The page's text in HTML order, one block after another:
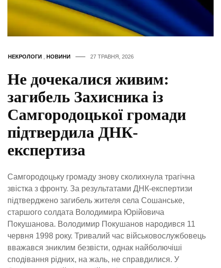
НЕКРОЛОГИ НОВИНИ 27 ТРАВНЯ, 2026
Не дочекалися живим:
загибель Захисника із
Самгородоцької громади
підтвердила ДНК-
експертиза
Самгородоцьку громаду знову сколихнула трагічна
звістка з фронту. За результатами ДНК-експертизи
підтверджено загибель жителя села Сошанське,
старшого солдата Володимира Юрійовича
Покушанова. Володимир Покушанов народився 11
червня 1998 року. Тривалий час військовослужбовець
вважався зниклим безвісти, однак найболючіші
сподівання рідних, на жаль, не справдилися. У